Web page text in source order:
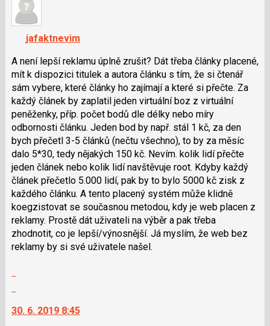
názor.
navigaci
lze
použít
i
klávesy
N
pro
následující
a
P
pro
předchozí
nový
názor
jafaktnevim
A není lepší reklamu úplně zrušit? Dát třeba články placené,
mít k dispozici titulek a autora článku s tím, že si čtenář
sám vybere, které články ho zajímají a které si přečte. Za
každý článek by zaplatil jeden virtuální boz z virtuální
peněženky, příp. počet bodů dle délky nebo míry
odbornosti článku. Jeden bod by např. stál 1 kč, za den
bych přečetl 3-5 článků (nečtu všechno), to by za měsíc
dalo 5*30, tedy nějakých 150 kč. Nevím. kolik lidí přečte
jeden článek nebo kolik lidí navštěvuje root. Kdyby každý
článek přečetlo 5.000 lidí, pak by to bylo 5000 kč zisk z
každého článku. A tento placený systém může klidně
koegzistovat se současnou metodou, kdy je web placen z
reklamy. Prostě dát uživateli na výběr a pak třeba
zhodnotit, co je lepší/výnosnější. Já myslím, že web bez
reklamy by si své uživatele našel.
další
30. 6. 2019 8:45